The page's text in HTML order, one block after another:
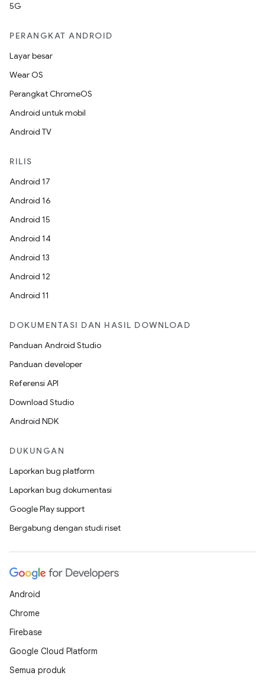
5G
PERANGKAT ANDROID
Layar besar
Wear OS
Perangkat ChromeOS
Android untuk mobil
Android TV
RILIS
Android 17
Android 16
Android 15
Android 14
Android 13
Android 12
Android 11
DOKUMENTASI DAN HASIL DOWNLOAD
Panduan Android Studio
Panduan developer
Referensi API
Download Studio
Android NDK
DUKUNGAN
Laporkan bug platform
Laporkan bug dokumentasi
Google Play support
Bergabung dengan studi riset
Android
Chrome
Firebase
Google Cloud Platform
Semua produk